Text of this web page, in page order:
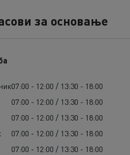
за основање
07:00 - 12:00 / 13:30 - 18:00
07:00 - 12:00 / 13:30 - 18:00
07:00 - 12:00 / 13:30 - 18:00
07:00 - 12:00 / 13:30 - 18:00
07:00 - 12:00 / 13:30 - 18:00